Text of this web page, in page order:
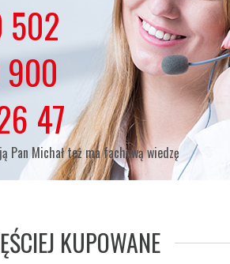
502
47
Pan Michał też ma fachową wiedzę
KUPOWANE